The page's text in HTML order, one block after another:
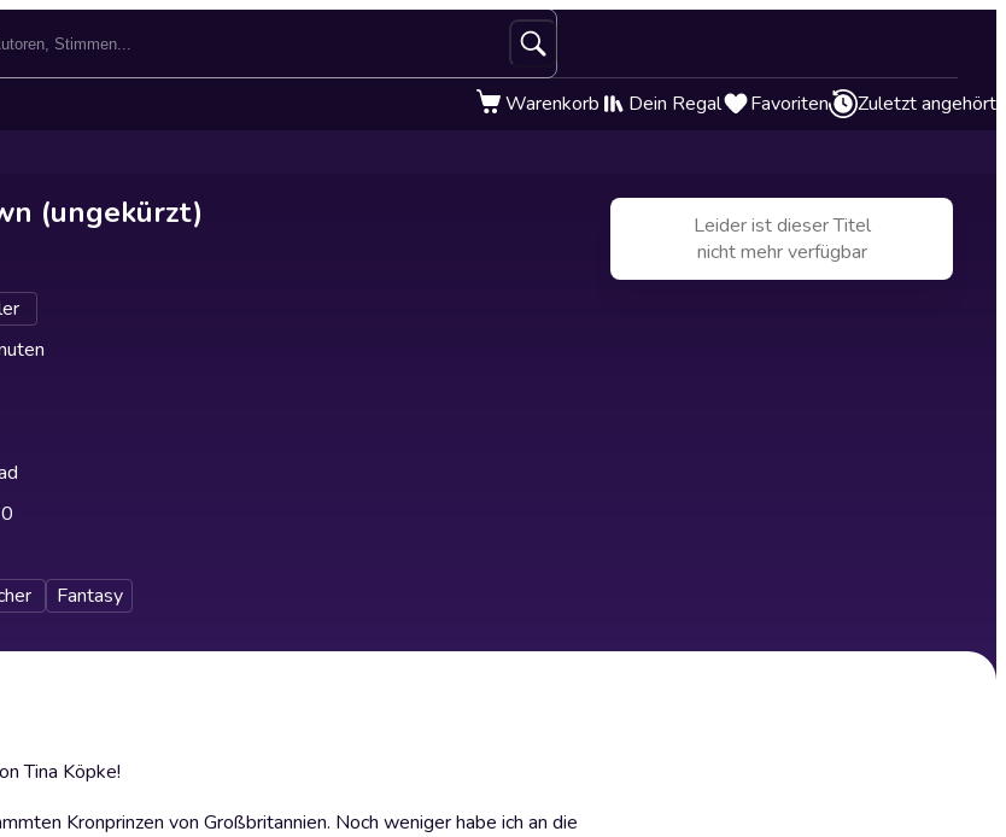
Warenkorb Dein Regal Favoriten Zuletzt angehört
(ungekürzt)
Fantasy
Tina Köpke!
Kronprinzen von Großbritannien. Noch weniger habe ich an die
Leider ist dieser Titel
nicht mehr verfügbar